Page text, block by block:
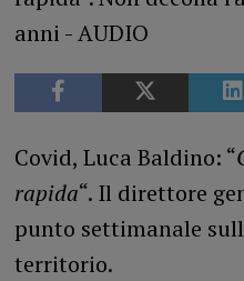
Covid, Luca Baldino: “
rapida“. Il direttore
punto settimanale
territorio.